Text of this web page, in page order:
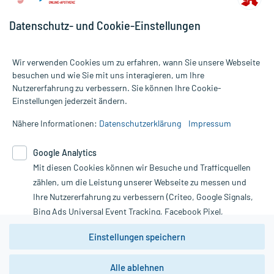
Alle Preise gelten inkl. MwSt., ggf. zzgl. Versandkosten
Informationen auf dieser Website werden ausschließlich für
die Untersuchung und Behandlung durch einen Arzt. Bitte
Therapien eingeleitet werden können. | Diese Webseite benutzt
Google Analytics. Lesen Sie bitte dazu die wichtigen Hinweise in
unserer Datenschutzerklärung. Für den Widerruf einer Bestellung
nutzen Sie das Formular:
Vertrag widerrufen
*Hinweise zu unseren Aktionen und Bewertungen
Datenschutz- und Cookie-Einstellungen
Wir verwenden Cookies um zu erfahren, wann Sie unsere Webseite
besuchen und wie Sie mit uns interagieren, um Ihre
Nutzererfahrung zu verbessern. Sie können Ihre Cookie-
Einstellungen jederzeit ändern.
Nähere Informationen: Datenschutzerklärung Impressum
Google Analytics
Mit diesen Cookies können wir Besuche und Trafficquellen
zählen, um die Leistung unserer Webseite zu messen und
Ihre Nutzererfahrung zu verbessern (Criteo, Google Signals,
Bing Ads Universal Event Tracking, Facebook Pixel,
Youtube-Social Plugin).
Wir weisen darauf hin, dass die
zwingend den Europäischen Anforderungen gem. EU-
Einstellungen speichern
Alle ablehnen